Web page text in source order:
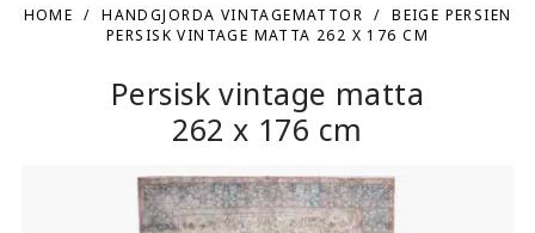
HOME HANDGJORDA VINTAGEMATTOR
BEIGE PERSIEN
PERSISK VINTAGE MATTA 262 X 176 CM
Persisk vintage matta
262 x 176 cm